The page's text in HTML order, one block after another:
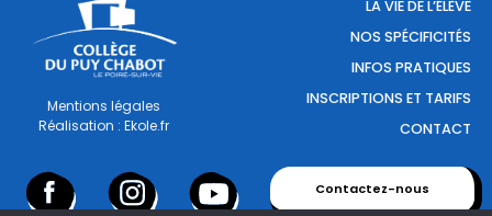
Mentions légales
Réalisation : Ekole.fr
LA VIE DE L’ÉLÈVE
NOS SPÉCIFICITÉS
INFOS PRATIQUES
INSCRIPTIONS ET TARIFS
CONTACT
Contactez-nous